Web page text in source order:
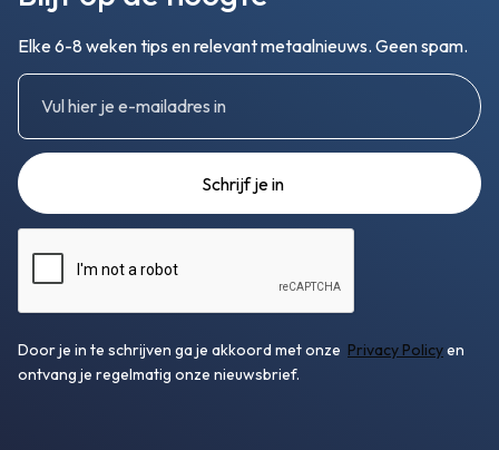
Elke 6-8 weken tips en relevant metaalnieuws. Geen spam.
Door je in te schrijven ga je akkoord met onze Privacy Policyen
ontvang je regelmatig onze nieuwsbrief.